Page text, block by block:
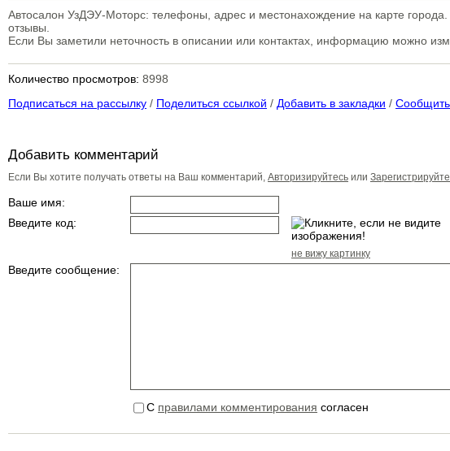
Автосалон УзДЭУ-Моторс: телефоны, адрес и местонахождение на карте
отзывы.
Если Вы заметили неточность в описании или контактах, информацию можно
Количество просмотров: 8998
Подписаться на рассылку / Поделиться ссылкой / Добавить в закладки /
Добавить комментарий
Если Вы хотите получать ответы на Ваш комментарий, Авторизируйтесь или
Ваше имя:
Введите код:
не вижу картинку
Введите сообщение:
С правилами комментирования согласен